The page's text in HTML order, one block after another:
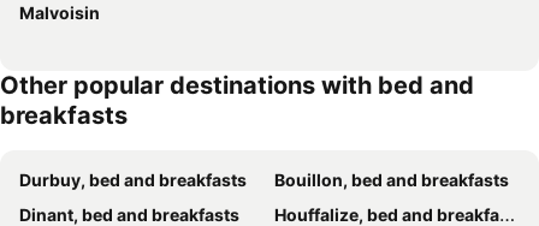
Malvoisin
Other popular destinations with bed and
breakfasts
Durbuy, bed and breakfasts
Bouillon, bed and breakfasts
Dinant, bed and breakfasts
Houffalize, bed and breakfasts